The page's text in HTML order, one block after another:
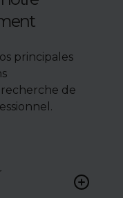
principales
de